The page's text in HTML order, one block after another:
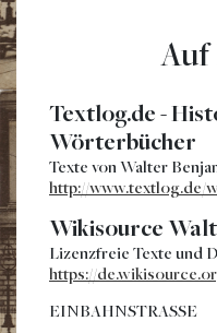
Auf
Textlog.de -
Wörterbücher
Texte von Walter
http://www.textlog.de/
Wikisource
Lizenzfreie Texte und
https://
EINBAHNSTRASSE